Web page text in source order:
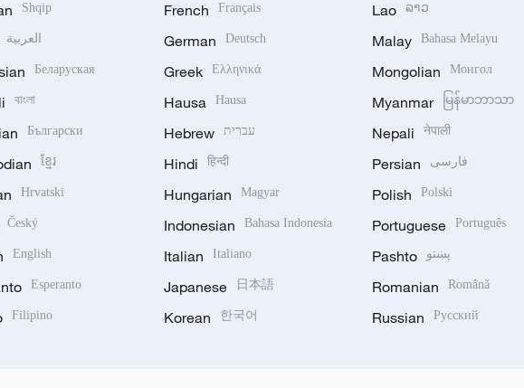
Shqip
العربية
Беларуская
বাংলা
Български
ខ្មែរ
Hrvatski
Český
English
Esperanto
Filipino
French Français
German Deutsch
Greek Ελληνικά
Hausa Hausa
Hebrew עברית
Hindi हिन्दी
Hungarian Magyar
Indonesian Bahasa Indonesia
Italian Italiano
Japanese 日本語
Korean 한국어
Lao ລາວ
Malay Bahasa Melayu
Mongolian Монгол
Myanmar မြန်မာဘာသာ
Nepali नेपाली
Persian فارسی
Polish Polski
Portuguese Português
Pashto پښتو
Romanian Română
Russian Русский